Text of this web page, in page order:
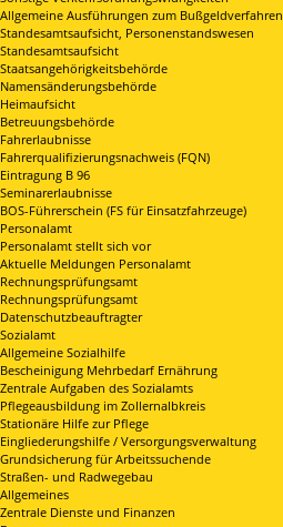
Allgemeine Ausführungen zum Bußgeldverfahren
Standesamtsaufsicht, Personenstandswesen
Standesamtsaufsicht
Staatsangehörigkeitsbehörde
Namensänderungsbehörde
Heimaufsicht
Betreuungsbehörde
Fahrerlaubnisse
Fahrerqualifizierungsnachweis (FQN)
Eintragung B 96
Seminarerlaubnisse
BOS-Führerschein (FS für Einsatzfahrzeuge)
Personalamt
Personalamt stellt sich vor
Aktuelle Meldungen Personalamt
Rechnungsprüfungsamt
Rechnungsprüfungsamt
Datenschutzbeauftragter
Sozialamt
Allgemeine Sozialhilfe
Bescheinigung Mehrbedarf Ernährung
Zentrale Aufgaben des Sozialamts
Pflegeausbildung im Zollernalbkreis
Stationäre Hilfe zur Pflege
Eingliederungshilfe / Versorgungsverwaltung
Grundsicherung für Arbeitssuchende
Straßen- und Radwegebau
Allgemeines
Zentrale Dienste und Finanzen